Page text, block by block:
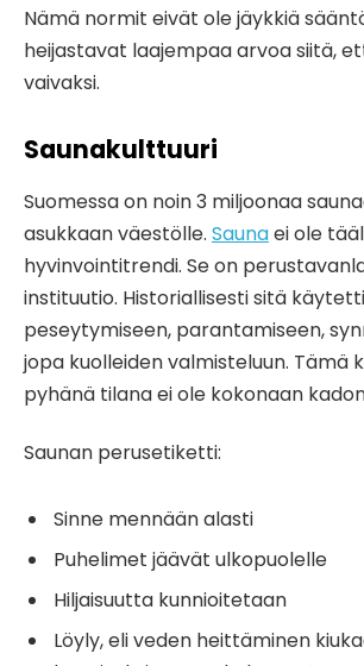
Nämä normit eivät ole jäykkiä
heijastavat laajempaa arvoa siitä,
vaivaksi.
Saunakulttuuri
Suomessa on noin 3 miljoonaa
asukkaan väestölle. Saunaei ole
hyvinvointitrendi. Se on
instituutio. Historiallisesti sitä
peseytymiseen, parantamiseen,
jopa kuolleiden valmisteluun. Tämä
pyhänä tilana ei ole kokonaan
Saunan perusetiketti:
Sinne mennään alasti
Puhelimet jäävät ulkopuolelle
Hiljaisuutta kunnioitetaan
Löyly, eli veden heittäminen